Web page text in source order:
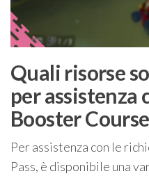
Quali risorse
per assistenza
Booster
Per assistenza con le
Pass, è disponibile una